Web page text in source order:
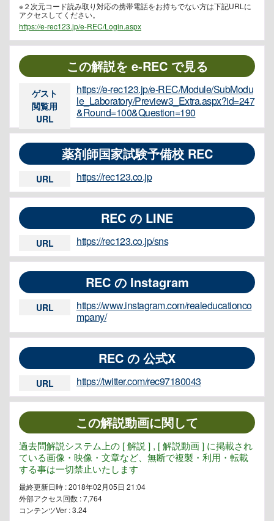
※２次元コード読み取り対応の携帯電話をお持ちでない方は下記URLに
アクセスしてください。
https://e-rec123.jp/e-REC/Login.aspx
この解説を e-REC で見る
ゲスト
閲覧用
URL
https://e-rec123.jp/e-REC/Module/SubModu
le_Laboratory/Preview3_Extra.aspx?id=247
&Round=100&Question=190
薬剤師国家試験予備校 REC
URL https://rec123.co.jp
REC の LINE
URL https://rec123.co.jp/sns
REC の Instagram
URL
https://www.instagram.com/realeducationco
mpany/
REC の 公式X
URL https://twitter.com/rec97180043
この解説動画に関して
過去問解説システム上の [ 解説 ] , [ 解説動画 ] に掲載され
ている画像・映像・文章など、無断で複製・利用・転載
する事は一切禁止いたします
最終更新日時 : 2018年02月05日 21:04
外部アクセス回数 :7,764
コンテンツVer : 3.24